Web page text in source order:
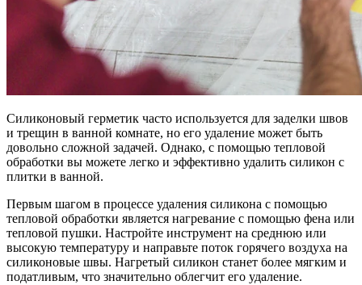
Силиконовый герметик часто используется для заделки швов
и трещин в ванной комнате, но его удаление может быть
довольно сложной задачей. Однако, с помощью тепловой
обработки вы можете легко и эффективно удалить силикон с
плитки в ванной.
Первым шагом в процессе удаления силикона с помощью
тепловой обработки является нагревание с помощью фена или
тепловой пушки. Настройте инструмент на среднюю или
высокую температуру и направьте поток горячего воздуха на
силиконовые швы. Нагретый силикон станет более мягким и
податливым, что значительно облегчит его удаление.